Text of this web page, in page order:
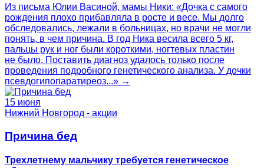
Из письма Юлии Васиной, мамы Ники: «Дочка с самого
рождения плохо прибавляла в росте и весе. Мы долго
обследовались, лежали в больницах, но врачи не могли
понять, в чем причина. В год Ника весила всего 5 кг,
пальцы рук и ног были короткими, ногтевых пластин
не было. Поставить диагноз удалось только после
проведения подробного генетического анализа. У дочки
псевдогипопаратиреоз...» →
15 июня
Нижний Новгород - акции
Причина бед
Трехлетнему мальчику требуется генетическое